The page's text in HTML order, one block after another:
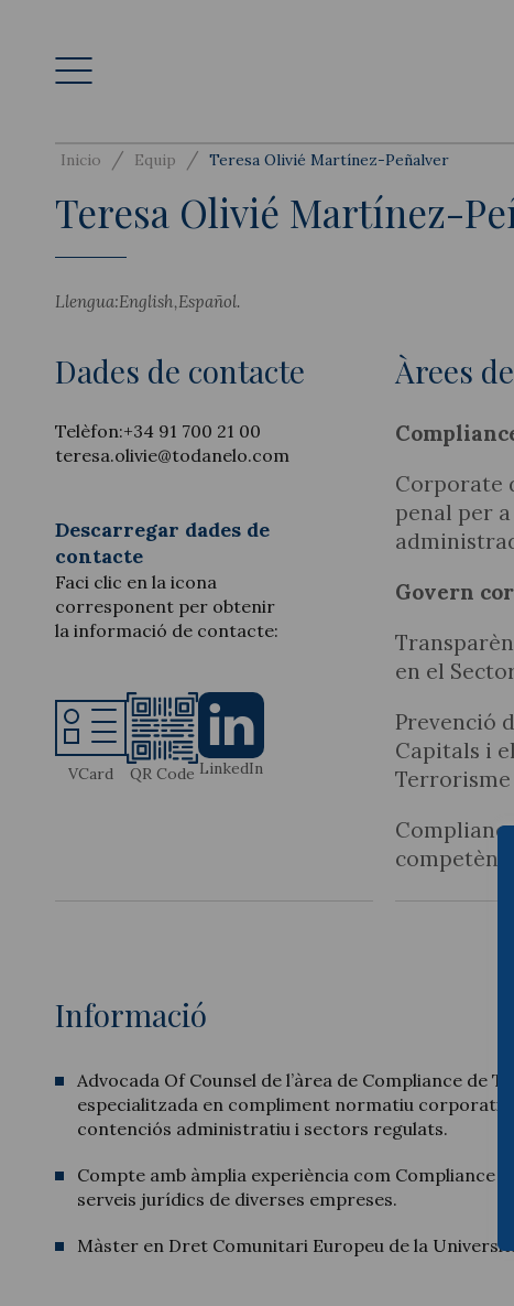
Inicio / Equip / Teresa Olivié Martínez-Peñalver
Teresa Olivié Martínez-
Llengua:English Español
Dades de contacte
Telèfon:+34 91 700 21 00
teresa.olivie@todanelo.com
Descarregar dades de
contacte
Faci clic en la icona
corresponent per obtenir
la informació de contacte:
VCard QR Code LinkedIn
Àrees
Corporate
penal per
Govern
en el
Prevenció
Capitals i
Terrorisme
Informació
Advocada Of Counsel de l’àrea de Compliance de
especialitzada en compliment normatiu
contenciós administratiu i sectors regulats.
Compte amb àmplia experiència com Compliance
serveis jurídics de diverses empreses.
Màster en Dret Comunitari Europeu de la